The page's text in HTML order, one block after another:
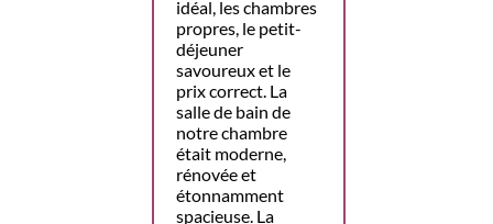
idéal, les chambres
propres, le petit-
déjeuner
savoureux et le
prix correct. La
salle de bain de
notre chambre
était moderne,
rénovée et
étonnamment
spacieuse. La